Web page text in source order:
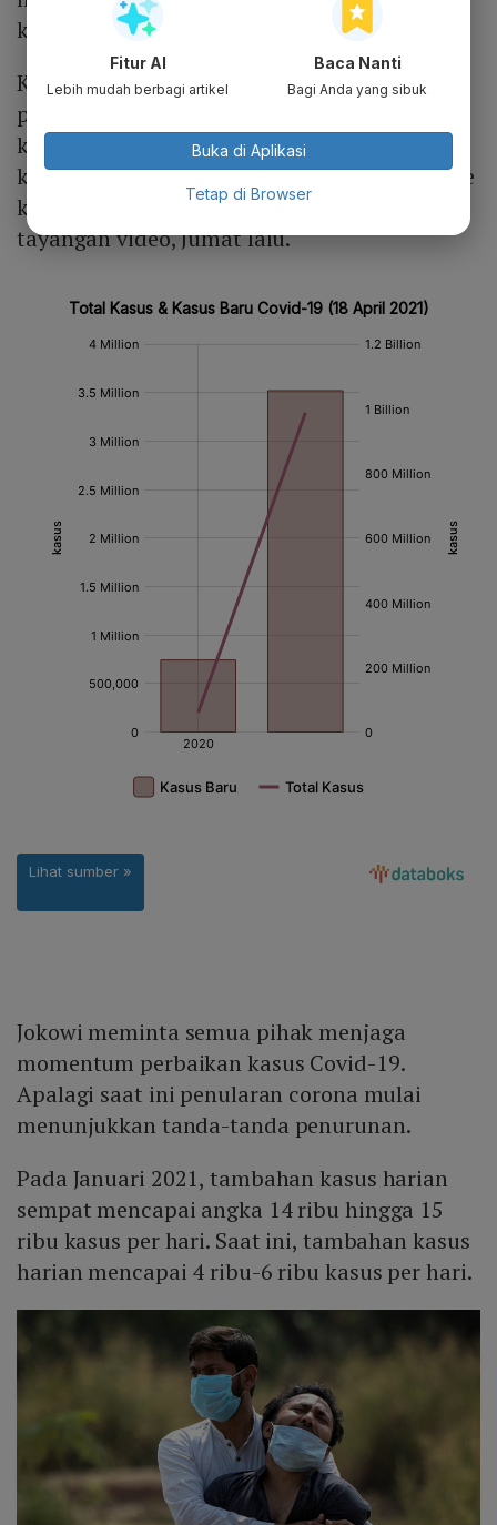
kalinya.
Keputusan itu diambil mengingat masa libur
panjang kerap mengakibatkan kenaikan
kasus Covid-19. “Mari kita utamakan
keselamatan bersama dengan tidak mudik ke
kampung halaman," kata Jokowi dalam
tayangan video, Jumat lalu.
Jokowi meminta semua pihak menjaga
momentum perbaikan kasus Covid-19.
Apalagi saat ini penularan corona mulai
menunjukkan tanda-tanda penurunan.
Pada Januari 2021, tambahan kasus harian
sempat mencapai angka 14 ribu hingga 15
ribu kasus per hari. Saat ini, tambahan kasus
harian mencapai 4 ribu-6 ribu kasus per hari.
Fitur AI
Lebih mudah berbagi artikel
Baca Nanti
Bagi Anda yang sibuk
Buka di Aplikasi
Tetap di Browser